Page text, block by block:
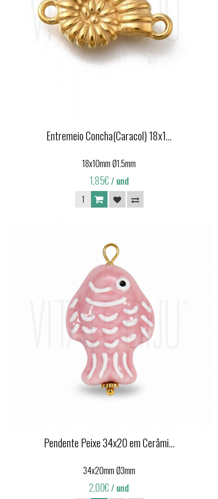
Entremeio Concha(Caracol) 18x1...
18x10mm Ø1.5mm
1,85€/ und
Pendente Peixe 34x20 em Cerâmi...
34x20mm Ø3mm
2,00€/ und